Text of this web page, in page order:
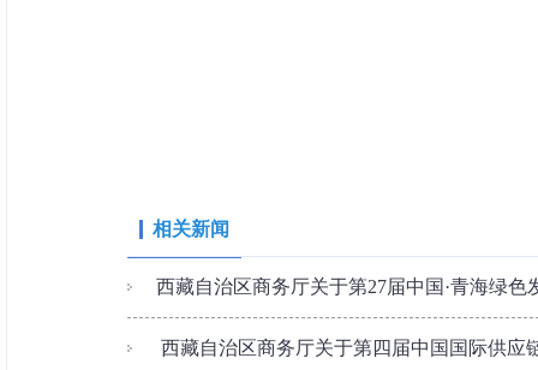
相关新闻
西藏自治区商务厅关于第27届中国·青海绿色
西藏自治区商务厅关于第四届中国国际供应